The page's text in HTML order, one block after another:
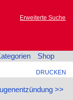
Erweiterte Suche
Shop
DRUCKEN
>>